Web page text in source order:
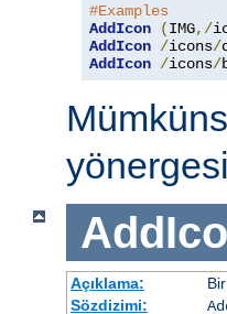
#Examples
AddIcon
(IMG,/
AddIcon /icons/
AddIcon /icons/
Açıklama:
Sözdizimi: